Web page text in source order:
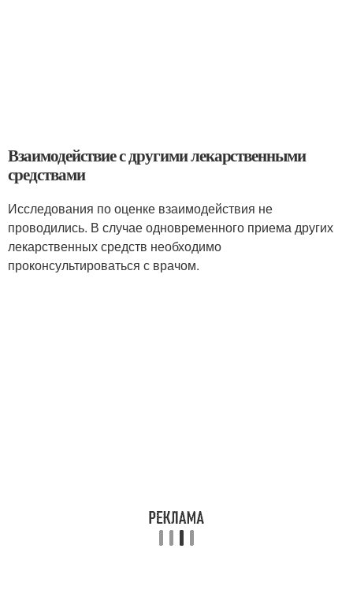
Взаимодействие с другими лекарственными
средствами
Исследования по оценке взаимодействия не
проводились. В случае одновременного приема других
лекарственных средств необходимо
проконсультироваться с врачом.